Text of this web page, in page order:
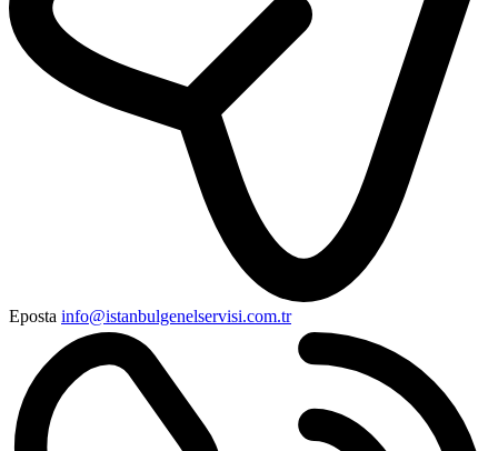
Eposta info@istanbulgenelservisi.com.tr